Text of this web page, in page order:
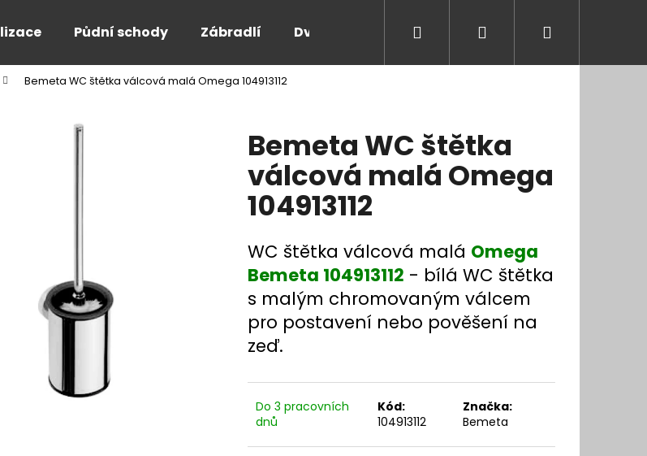
Půdní schody Zábradlí Dveře a zárubně Kontakt Blog
Přihlášení
Bemeta WC štětka válcová malá Omega 104913112
Bemeta WC štětka
válcová malá Omega
104913112
WC štětka válcová malá Omega
Bemeta 104913112 - bílá WC štětka
s malým chromovaným válcem
pro postavení nebo pověšení na
zeď.
Do 3 pracovních
dnů
Kód:
104913112
Značka:
Bemeta
najít?